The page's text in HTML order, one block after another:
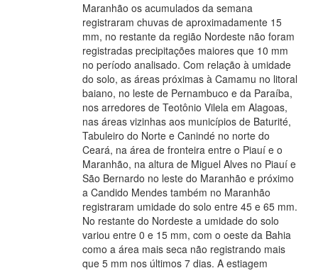
Maranhão os acumulados da semana
registraram chuvas de aproximadamente 15
mm, no restante da região Nordeste não foram
registradas precipitações maiores que 10 mm
no período analisado. Com relação à umidade
do solo, as áreas próximas à Camamu no litoral
baiano, no leste de Pernambuco e da Paraíba,
nos arredores de Teotônio Vilela em Alagoas,
nas áreas vizinhas aos municípios de Baturité,
Tabuleiro do Norte e Canindé no norte do
Ceará, na área de fronteira entre o Piauí e o
Maranhão, na altura de Miguel Alves no Piauí e
São Bernardo no leste do Maranhão e próximo
a Candido Mendes também no Maranhão
registraram umidade do solo entre 45 e 65 mm.
No restante do Nordeste a umidade do solo
variou entre 0 e 15 mm, com o oeste da Bahia
como a área mais seca não registrando mais
que 5 mm nos últimos 7 dias. A estiagem